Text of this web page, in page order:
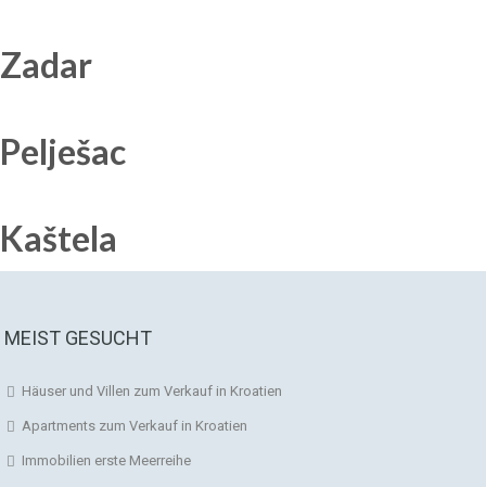
Zadar
Pelješac
Kaštela
MEIST GESUCHT
Häuser und Villen zum Verkauf in Kroatien
Apartments zum Verkauf in Kroatien
Immobilien erste Meerreihe